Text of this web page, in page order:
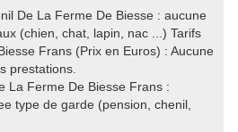
De La Ferme De Biesse : aucune
(chien, chat, lapin, nac ...) Tarifs
Frans (Prix en Euros) : Aucune
prestations.
La Ferme De Biesse Frans :
type de garde (pension, chenil,